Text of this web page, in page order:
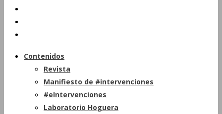
Contenidos
Revista
Manifiesto de #intervenciones
#eIntervenciones
Laboratorio Hoguera